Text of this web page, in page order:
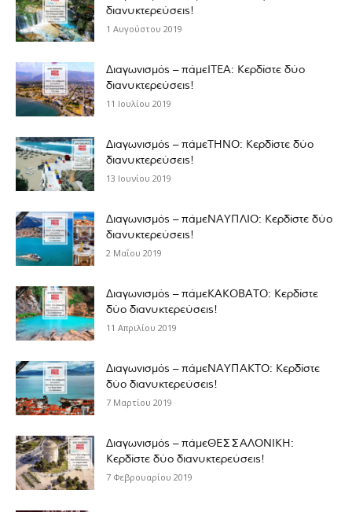
διανυκτερεύσεις!
1 Αυγούστου 2019
Διαγωνισμός – πάμεΙΤΕΑ: Κερδίστε δύο
διανυκτερεύσεις!
11 Ιουλίου 2019
Διαγωνισμός – πάμεΤΗΝΟ: Κερδίστε δύο
διανυκτερεύσεις!
13 Ιουνίου 2019
Διαγωνισμός – πάμεΝΑΥΠΛΙΟ: Κερδίστε δύο
διανυκτερεύσεις!
2 Μαΐου 2019
Διαγωνισμός – πάμεΚΑΚΟΒΑΤΟ: Κερδίστε
δύο διανυκτερεύσεις!
11 Απριλίου 2019
Διαγωνισμός – πάμεΝΑΥΠΑΚΤΟ: Κερδίστε
δύο διανυκτερεύσεις!
7 Μαρτίου 2019
Διαγωνισμός – πάμεΘΕΣΣΑΛΟΝΙΚΗ:
Κερδίστε δύο διανυκτερεύσεις!
7 Φεβρουαρίου 2019